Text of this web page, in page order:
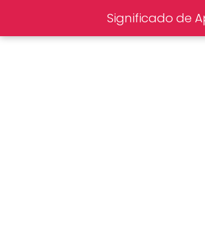
Significado de